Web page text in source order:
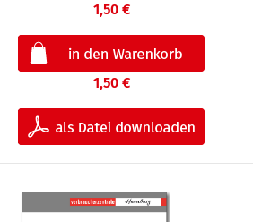
1,50 €
1,50 €